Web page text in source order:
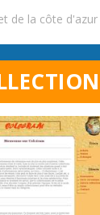
de la côte d'azur